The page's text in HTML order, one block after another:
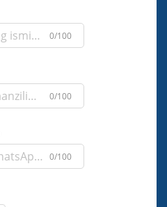
0/100
0/100
0/100